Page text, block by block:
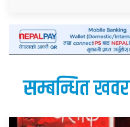
सम्बन्धित खवर